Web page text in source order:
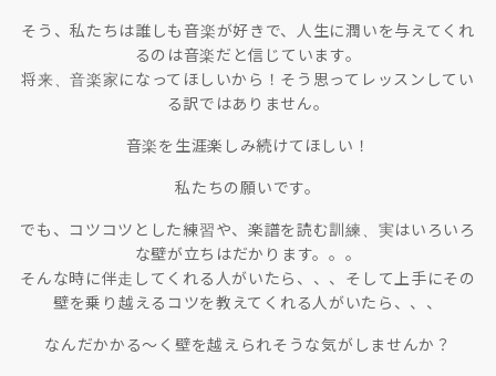
そう、私たちは誰しも音楽が好きで、人生に潤いを与えてくれ
るのは音楽だと信じています。
将来、音楽家になってほしいから！そう思ってレッスンしてい
る訳ではありません。
音楽を生涯楽しみ続けてほしい！
私たちの願いです。
でも、コツコツとした練習や、楽譜を読む訓練、実はいろいろ
な壁が立ちはだかります。。。
そんな時に伴走してくれる人がいたら、、、そして上手にその
壁を乗り越えるコツを教えてくれる人がいたら、、、
なんだかかる〜く壁を越えられそうな気がしませんか？